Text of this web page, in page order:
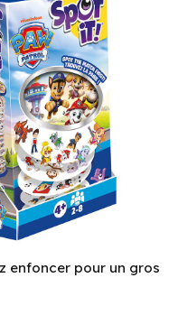
enfoncer pour un gros